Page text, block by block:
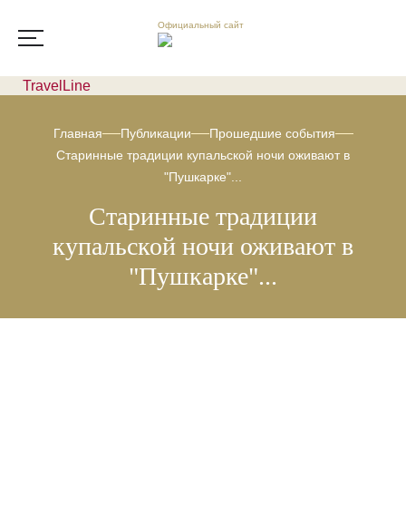
Официальный сайт
TravelLine
Главная Публикации
Прошедшие события
Старинные традиции купальской ночи оживают в
"Пушкарке"...
Старинные традиции
купальской ночи оживают в
"Пушкарке"...